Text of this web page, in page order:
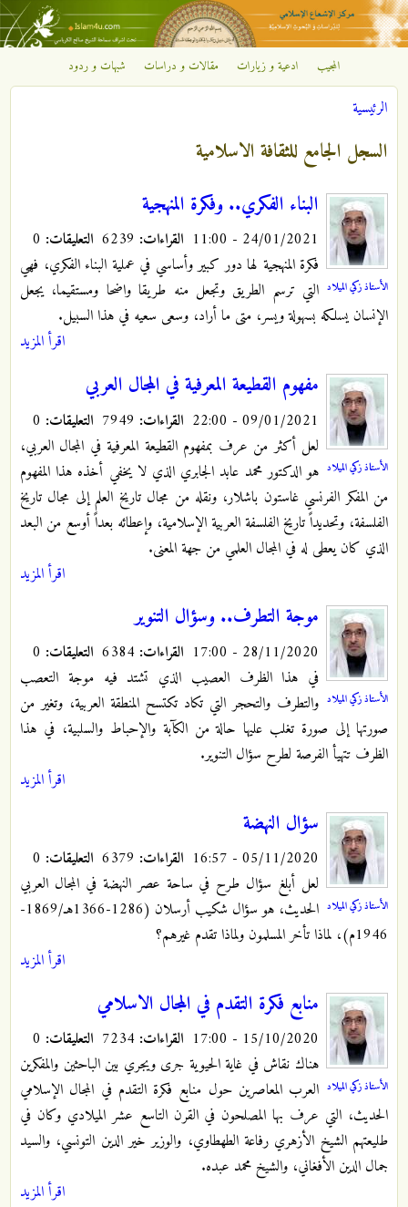
تجاوز إلى المحتوى الرئيسي
مركز
الإشعاع
الإسلامي
المجيب ادعية و زيارات مقالات و دراسات شبهات و ردود
أنت هنا
الرئيسية
السجل الجامع للثقافة الاسلامية
الأستاذ زكي الميلاد
البناء الفكري.. وفكرة المنهجية
24/01/2021 - 11:00 القراءات: التعليقات:
فكرة المنهجية لها دور كبير وأساسي في عملية البناء الفكري، فهي
التي ترسم الطريق وتجعل منه طريقا واضحا ومستقيما، يجعل
الإنسان يسلكه بسهولة ويسر، متى ما أراد، وسعى سعيه في هذا السبيل.
اقرأ المزيد
الأستاذ زكي الميلاد
مفهوم القطيعة المعرفية في المجال العربي
09/01/2021 - 22:00 القراءات: التعليقات:
لعل أكثر من عرف بمفهوم القطيعة المعرفية في المجال العربي،
هو الدكتور محمد عابد الجابري الذي لا يخفي أخذه هذا المفهوم
من المفكر الفرنسي غاستون باشلار، ونقله من مجال تاريخ العلم إلى مجال تاريخ
الفلسفة، وتحديداً تاريخ الفلسفة العربية الإسلامية، وإعطائه بعداً أوسع من البعد
الذي كان يعطى له في المجال العلمي من جهة المعنى.
اقرأ المزيد
الأستاذ زكي الميلاد
موجة التطرف.. وسؤال التنوير
28/11/2020 - 17:00 القراءات: التعليقات:
في هذا الظرف العصيب الذي تشتد فيه موجة التعصب
والتطرف والتحجر التي تكاد تكتسح المنطقة العربية، وتغير من
صورتها إلى صورة تغلب عليها حالة من الكآبة والإحباط والسلبية، في هذا
الظرف تتهيأ الفرصة لطرح سؤال التنوير.
اقرأ المزيد
الأستاذ زكي الميلاد
سؤال النهضة
05/11/2020 - 16:57 القراءات: التعليقات:
لعل أبلغ سؤال طرح في ساحة عصر النهضة في المجال العربي
الحديث، هو سؤال شكيب أرسلان (1286-1366هـ/1869-
1946م)، لماذا تأخر المسلمون ولماذا تقدم غيرهم؟
اقرأ المزيد
الأستاذ زكي الميلاد
منابع فكرة التقدم في المجال الاسلامي
15/10/2020 - 17:00 القراءات: التعليقات:
هناك نقاش في غاية الحيوية جرى ويجري بين الباحثين والمفكرين
العرب المعاصرين حول منابع فكرة التقدم في المجال الإسلامي
الحديث، التي عرف بها المصلحون في القرن التاسع عشر الميلادي وكان في
طليعتهم الشيخ الأزهري رفاعة الطهطاوي، والوزير خير الدين التونسي، والسيد
جمال الدين الأفغاني، والشيخ محمد عبده.
اقرأ المزيد